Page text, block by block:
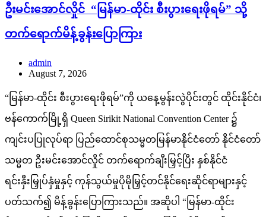
ဦးမင်းအောင်လှိုင် “မြန်မာ-ထိုင်း စီးပွားရေးဖိုရမ်” သို့
တက်ရောက်မိန့်ခွန်းပြောကြား
admin
August 7, 2026
“မြန်မာ-ထိုင်း စီးပွားရေးဖိုရမ်”ကို ယနေ့မွန်းလွဲပိုင်းတွင် ထိုင်းနိုင်ငံ၊
ဗန်ကောက်မြို့ရှိ Queen Sirikit National Convention Center ၌
ကျင်းပပြုလုပ်ရာ ပြည်ထောင်စုသမ္မတမြန်မာနိုင်ငံတော် နိုင်ငံတော်
သမ္မတ ဦးမင်းအောင်လှိုင် တက်ရောက်ချီးမြှင့်ပြီး နှစ်နိုင်ငံ
ရင်းနှီးမြှုပ်နှံမှုနှင့် ကုန်သွယ်မှုပိုမိုမြှင့်တင်နိုင်ရေးဆိုင်ရာများနှင့်
ပတ်သက်၍ မိန့်ခွန်းပြောကြားသည်။ အဆိုပါ “မြန်မာ-ထိုင်း